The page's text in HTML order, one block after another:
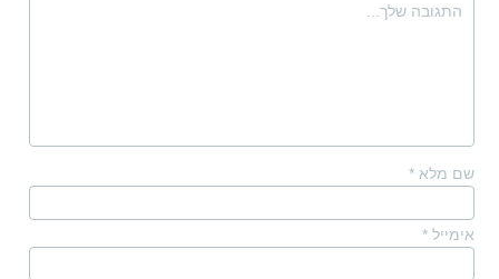
שם מלא *
אימייל *